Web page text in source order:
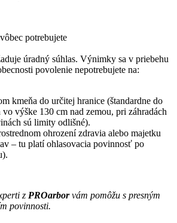
potrebujete
úradný súhlas. Výnimky sa v priebehu
povolenie nepotrebujete na:
kmeňa do určitej hranice (štandardne do
výške 130 cm nad zemou, pri záhradách
sú limity odlišné).
ohrození zdravia alebo majetku
– tu platí ohlasovacia povinnosť po
z PROarborvám pomôžu s presným
povinnosti.